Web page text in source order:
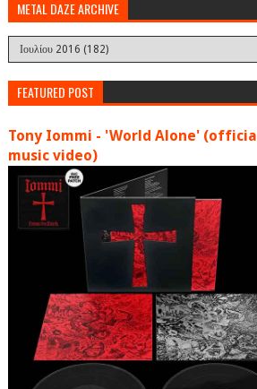
METAL DAZE ARCHIVE
FEATURED POST
Tony Iommi - 'World Alone' (official
music video)